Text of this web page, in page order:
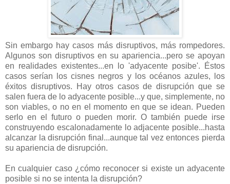
Sin embargo hay casos más disruptivos, más rompedores.
Algunos son disruptivos en su apariencia...pero se apoyan
en realidades existentes...en lo 'adyacente posibe'. Éstos
casos serían los cisnes negros y los océanos azules, los
éxitos disruptivos. Hay otros casos de disrupción que se
salen fuera de lo adyacente posible...y que, simplemente, no
son viables, o no en el momento en que se idean. Pueden
serlo en el futuro o pueden morir. O también puede irse
construyendo escalonadamente lo adjacente posible...hasta
alcanzar la disrupción final...aunque tal vez entonces pierda
su apariencia de disrupción.
En cualquier caso ¿cómo reconocer si existe un adyacente
posible si no se intenta la disrupción?